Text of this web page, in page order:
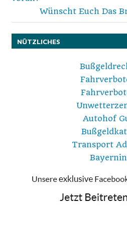
Nächster
Beitrag:
Wünscht Euch Das
NÜTZLICHES
Autohof
Transport